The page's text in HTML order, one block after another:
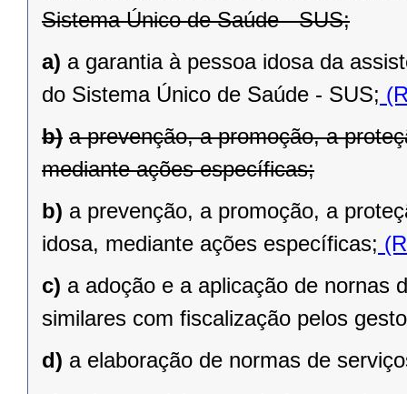
Sistema Único de Saúde - SUS;
a) a garantia à pessoa idosa da
do Sistema Único de Saúde - SUS;
b) a prevenção, a promoção, a
mediante ações específicas;
b) a prevenção, a promoção, a
idosa, mediante ações específicas;
c) a adoção e a aplicação de nornas
similares com fiscalização pelos
d) a elaboração de normas de